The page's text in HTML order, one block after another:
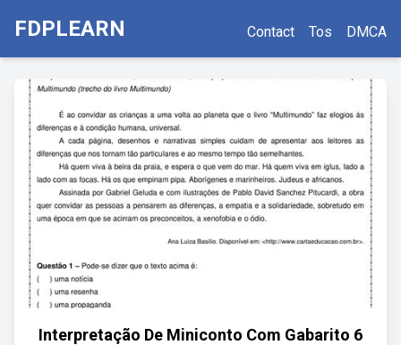
FDPLEARN Contact Tos DMCA
Interpretação De Miniconto Com Gabarito 6